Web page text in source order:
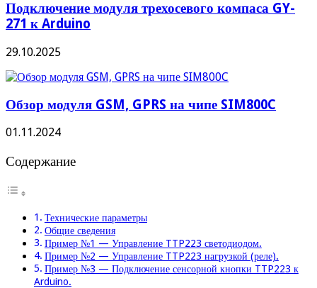
Подключение модуля трехосевого компаса GY-
271 к Arduino
29.10.2025
Обзор модуля GSM, GPRS на чипе SIM800C
01.11.2024
Содержание
Технические параметры
Общие сведения
Пример №1 — Управление TTP223 светодиодом.
Пример №2 — Управление TTP223 нагрузкой (реле).
Пример №3 — Подключение сенсорной кнопки TTP223 к
Arduino.